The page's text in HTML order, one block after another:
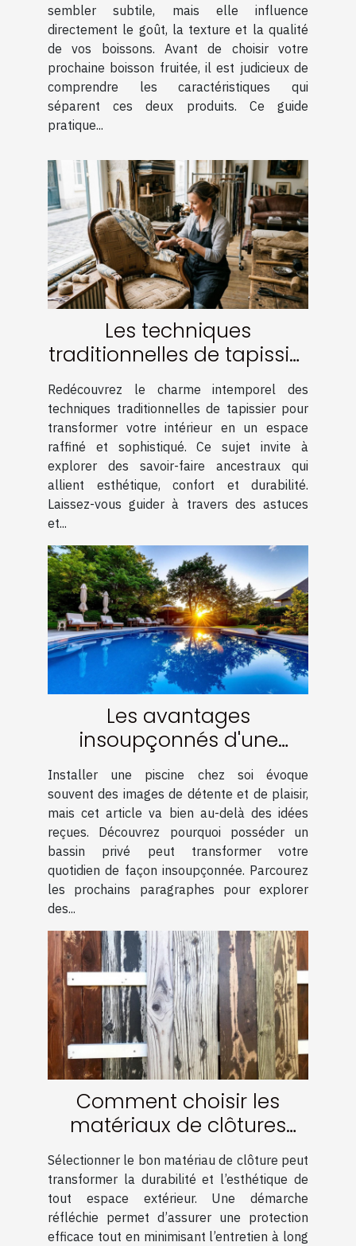
sembler subtile, mais elle influence
directement le goût, la texture et la qualité
de vos boissons. Avant de choisir votre
prochaine boisson fruitée, il est judicieux de
comprendre les caractéristiques qui
séparent ces deux produits. Ce guide
pratique...
Les techniques
traditionnelles de tapissier
pour un intérieur élégant
Redécouvrez le charme intemporel des
techniques traditionnelles de tapissier pour
transformer votre intérieur en un espace
raffiné et sophistiqué. Ce sujet invite à
explorer des savoir-faire ancestraux qui
allient esthétique, confort et durabilité.
Laissez-vous guider à travers des astuces
et...
Les avantages
insoupçonnés d'une
piscine chez soi
Installer une piscine chez soi évoque
souvent des images de détente et de plaisir,
mais cet article va bien au-delà des idées
reçues. Découvrez pourquoi posséder un
bassin privé peut transformer votre
quotidien de façon insoupçonnée. Parcourez
les prochains paragraphes pour explorer
des...
Comment choisir les
matériaux de clôtures
pour une durabilité
optimale ?
Sélectionner le bon matériau de clôture peut
transformer la durabilité et l’esthétique de
tout espace extérieur. Une démarche
réfléchie permet d’assurer une protection
efficace tout en minimisant l’entretien à long